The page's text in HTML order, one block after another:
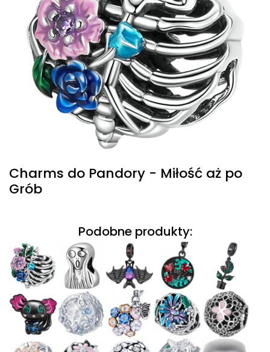
Charms do Pandory - Miłość aż po
Grób
Podobne produkty: